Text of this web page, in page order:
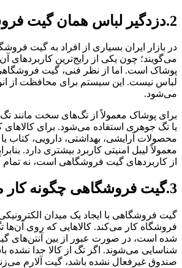
2.دزدگیر لباس همان گیت فروشگاهی است؟
در بازار ایران بسیاری از افراد به گیت
می‌گویند؛ چون یکی از رایج‌ترین کاربردهای
پوشاک است. اما از نظر فنی، گیت
لباس نیست. این سیستم برای محافظت از
می‌شود.
برای پوشاک معمولاً از تگ‌های سخت مانند
یا تگ جوهری استفاده می‌شود. برای کالاهای
محصولات آرایشی، بهداشتی، دارویی، کتاب
معمولاً لیبل امنیتی کاربرد بیشتری دارد.
از کاربردهای گیت فروشگاهی است، نه تمام
3.گیت فروشگاهی چگونه کار می‌کند؟
گیت فروشگاهی با ایجاد یک میدان
فروشگاه کار می‌کند. کالاهایی که روی آن‌ها
شده است، در صورت عبور از بین آنتن‌های
شناسایی می‌شوند. اگر تگ از کالا جدا نشده
صندوق غیرفعال نشده باشد، گیت آلارم